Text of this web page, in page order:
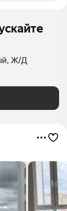
Ж/Д